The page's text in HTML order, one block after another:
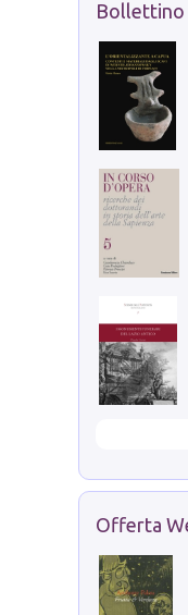
Bollettino
Offerta